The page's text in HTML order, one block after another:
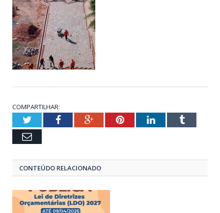
COMPARTILHAR:
TwitterFacebookGoogle+PinterestLinkedInTumblr
Email
CONTEÚDO RELACIONADO